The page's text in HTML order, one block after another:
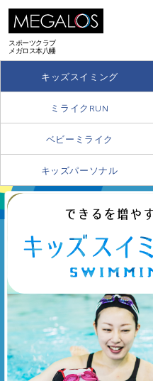
スポーツクラブ
メガロス本八幡
キッズスイミング
ミライクRUN
ベビーミライク
キッズパーソナル